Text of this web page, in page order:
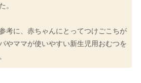
。
考に、赤ちゃんにとってつけごこちが
やママが使いやすい新生児用おむつを